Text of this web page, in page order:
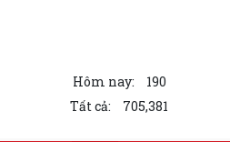
Hôm nay:
190
Tất cả: 705,381